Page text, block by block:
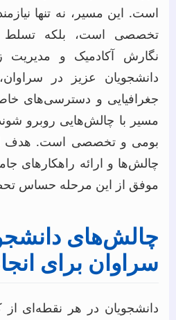
است. این مسیر، نه تنها
تخصصی است، بلکه تسلط
نگارش آکادمیک و مدیریت
دانشجویان عزیز در
جغرافیایی و دسترسی‌های
مسیر با چالش‌هایی روبرو
بومی و تخصصی است. هدف
چالش‌ها و ارائه راهکارهای
موفق از این مرحله حساس
چالش‌های
سراوان برای
دانشجویان در هر نقطه‌ای